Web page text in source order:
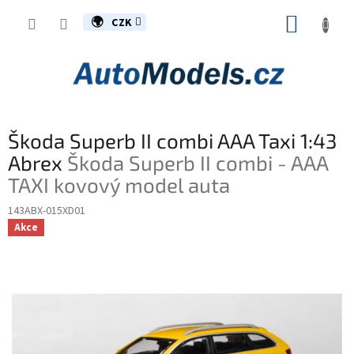
CZK
Škoda Superb II combi AAA Taxi 1:43
Abrex Škoda Superb II combi - AAA
TAXI kovový model auta
143ABX-015XD01
Akce